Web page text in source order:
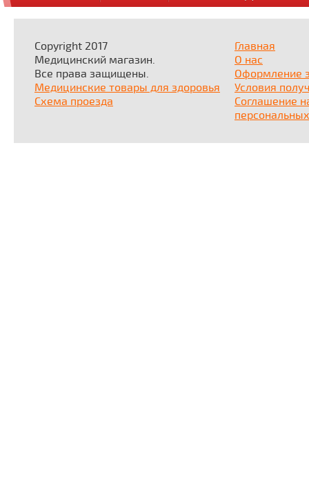
Copyright 2017
Медицинский магазин.
Все права защищены.
Медицинские товары для здоровья
Схема проезда
Главная
О нас
Оформление
Условия
Соглашение